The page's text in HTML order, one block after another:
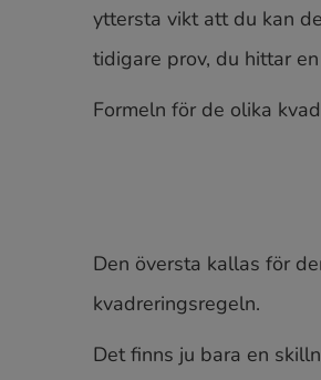
yttersta vikt att du kan
tidigare prov, du hittar
Formeln för de olika
Den översta kallas för
kvadreringsregeln.
Det finns ju bara en